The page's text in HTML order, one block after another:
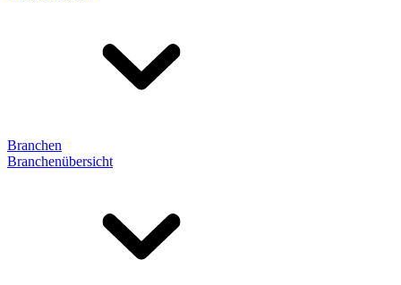
Branchen
Branchenübersicht